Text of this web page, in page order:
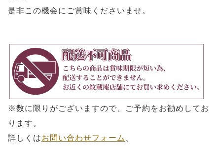
是非この機会にご賞味くださいませ。
※数に限りがございますので、ご予約をお勧めしてお
ります。
詳しくはお問い合わせフォーム